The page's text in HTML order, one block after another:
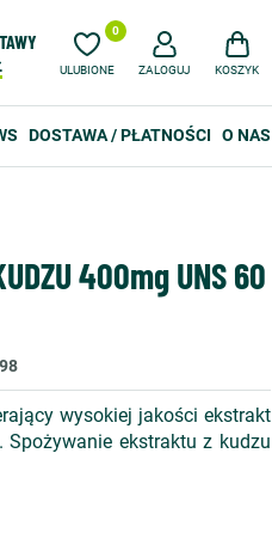
ULUBIONE
0
ZALOGUJ KOSZYK
DOSTAWA / PŁATNOŚCI O NAS
400mg UNS 60
wysokiej jakości ekstrakt
Spożywanie ekstraktu z kudzu